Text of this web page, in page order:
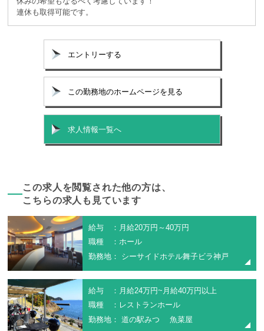
連休も取得可能です。
エントリーする
この勤務地のホームページを見る
求人情報一覧へ
この求人を閲覧された他の方は、
こちらの求人も見ています
給与 ：月給20万円～40万円
職種 ：ホール
勤務地： シーサイドホテル舞子ビラ神戸
給与 ：月給24万円~月給40万円以上
職種 ：レストランホール
勤務地： 道の駅みつ 魚菜屋